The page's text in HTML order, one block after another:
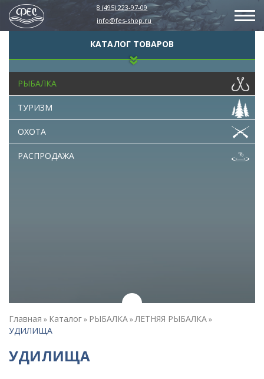
8 (495) 223-97-09
info@fes-shop.ru
КАТАЛОГ ТОВАРОВ
РЫБАЛКА
ТУРИЗМ
ОХОТА
РАСПРОДАЖА
Главная » Каталог» РЫБАЛКА»ЛЕТНЯЯ РЫБАЛКА»
УДИЛИЩА
УДИЛИЩА